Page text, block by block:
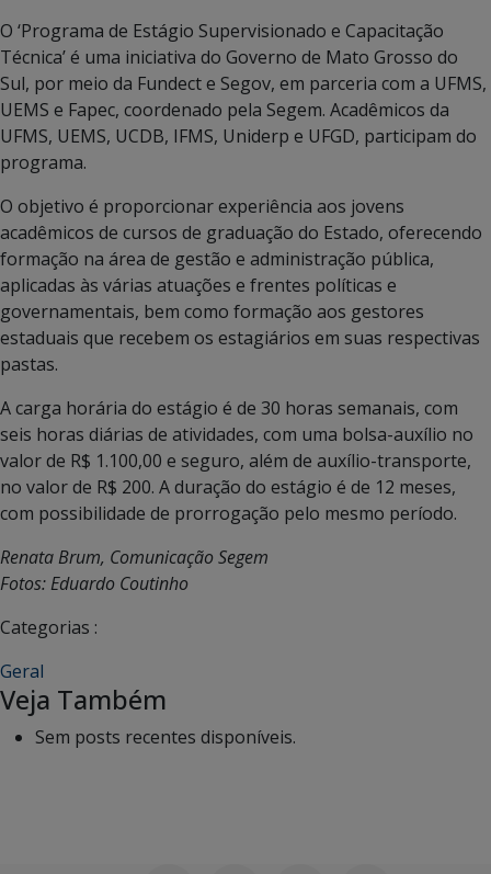
O ‘Programa de Estágio Supervisionado e Capacitação
Técnica’ é uma iniciativa do Governo de Mato Grosso do
Sul, por meio da Fundect e Segov, em parceria com a UFMS,
UEMS e Fapec, coordenado pela Segem. Acadêmicos da
UFMS, UEMS, UCDB, IFMS, Uniderp e UFGD, participam do
programa.
O objetivo é proporcionar experiência aos jovens
acadêmicos de cursos de graduação do Estado, oferecendo
formação na área de gestão e administração pública,
aplicadas às várias atuações e frentes políticas e
governamentais, bem como formação aos gestores
estaduais que recebem os estagiários em suas respectivas
pastas.
A carga horária do estágio é de 30 horas semanais, com
seis horas diárias de atividades, com uma bolsa-auxílio no
valor de R$ 1.100,00 e seguro, além de auxílio-transporte,
no valor de R$ 200. A duração do estágio é de 12 meses,
com possibilidade de prorrogação pelo mesmo período.
Renata Brum, Comunicação Segem
Fotos: Eduardo Coutinho
Categorias :
Geral
Veja Também
Sem posts recentes disponíveis.